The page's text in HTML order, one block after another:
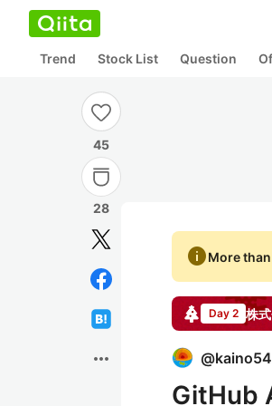
Trend Stock List Question
45
28
more_horiz
infoMore
Day 2 株
@
GitHub